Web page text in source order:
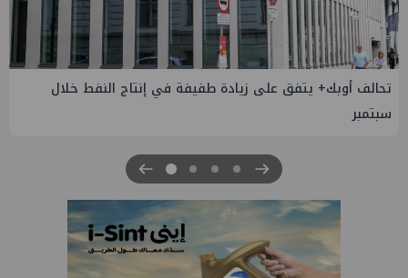
تحالف أوبك+ يتفق على زيادة طفيفة في إنتاج النفط خلال
سبتمبر